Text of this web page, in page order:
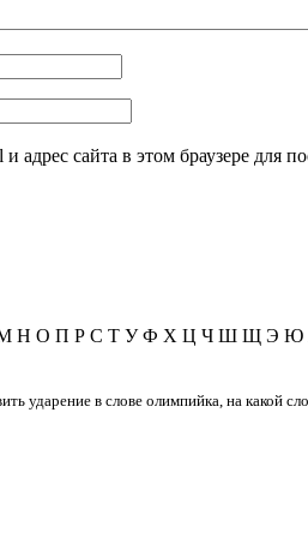
адрес сайта в этом браузере для
Н О П Р С Т У Ф Х Ц Ч Ш Щ Э Ю
ударение в слове олимпийка, на какой